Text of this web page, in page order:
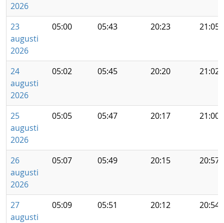
2026
23
augusti
2026
05:00 05:43 20:23 21:05
24
augusti
2026
05:02 05:45 20:20 21:02
25
augusti
2026
05:05 05:47 20:17 21:00
26
augusti
2026
05:07 05:49 20:15 20:57
27
augusti
05:09 05:51 20:12 20:54